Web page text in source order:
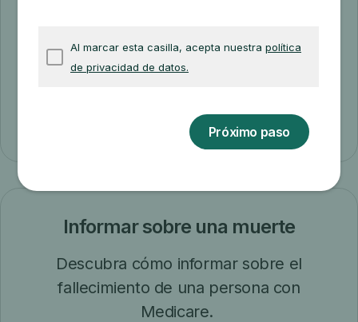
trasplante de riñón.
Más información sobre ESRD
Informar sobre una muerte
Descubra cómo informar sobre el
fallecimiento de una persona con
Medicare.